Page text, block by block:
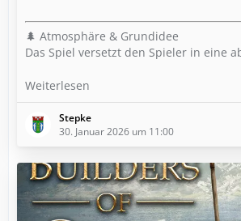
🌲 Atmosphäre & Grundidee
Das Spiel versetzt den Spieler in eine
Weiterlesen
Stepke
30. Januar 2026 um 11:00